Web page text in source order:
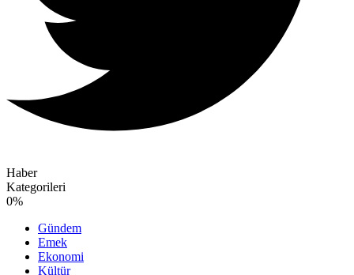
Haber
Kategorileri
0%
Gündem
Emek
Ekonomi
Kültür